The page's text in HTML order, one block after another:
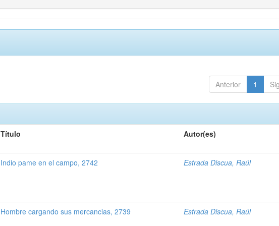
Anterior 1
Título Autor(es)
Indio pame en el campo, 2742 Estrada Discua, Raúl
Hombre cargando sus mercancias, 2739 Estrada Discua, Raúl